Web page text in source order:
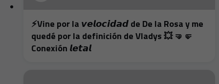
⚡️Vine por la 𝙫𝙚𝙡𝙤𝙘𝙞𝙙𝙖𝙙 de De la Rosa y me
quedé por la definición de Vladys 💥 🤜🤛
Conexión 𝙡𝙚𝙩𝙖𝙡